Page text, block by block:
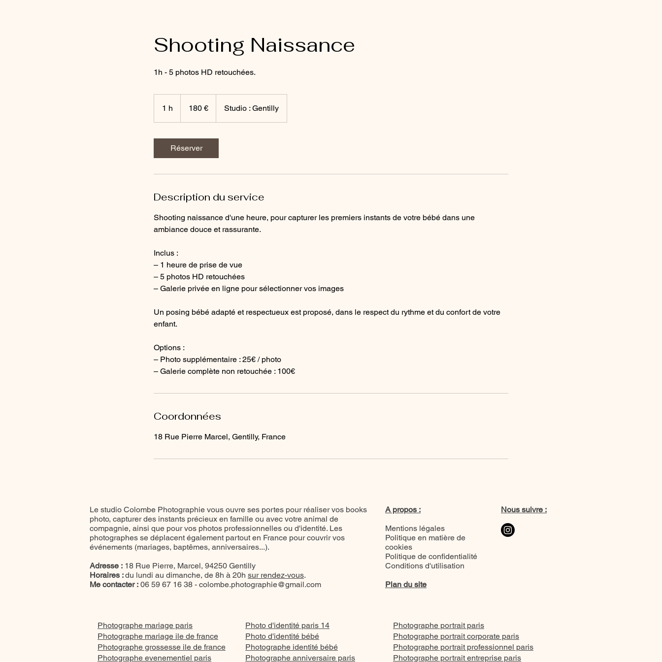
Shooting Naissance
1h - 5 photos HD retouchées.
1 h 180 € Studio : Gentilly
Réserver
Description du service
Shooting naissance d'une heure, pour capturer les premiers instants de votre bébé dans une
ambiance douce et rassurante.
Inclus :
– 1 heure de prise de vue
– 5 photos HD retouchées
– Galerie privée en ligne pour sélectionner vos images
Un posing bébé adapté et respectueux est proposé, dans le respect du rythme et du confort de votre
enfant.
Options :
– Photo supplémentaire : 25€ / photo
– Galerie complète non retouchée : 100€
Coordonnées
18 Rue Pierre Marcel, Gentilly, France
Le studio Colombe Photographie vous ouvre ses portes pour réaliser vos books
photo, capturer des instants précieux en famille ou avec votre animal de
compagnie, ainsi que pour vos photos professionnelles ou d'identité. Les
photographes se déplacent également partout en France pour couvrir vos
événements (mariages, baptêmes, anniversaires...).
Adresse : 18 Rue Pierre, Marcel, 94250 Gentilly
Horaires :du lundi au dimanche, de 8h à 20h sur rendez-vous.
Me contacter : 06 59 67 16 38 - colombe.photographie@gmail.com
A propos :
Mentions légales
Politique en matière de
cookies
Politique de confidentialité
Conditions d'utilisation
Plan du site
Nous suivre :
Photographe mariage paris
Photographe mariage ile de france
Photographe grossesse ile de france
Photographe evenementiel paris
Photo d'identité paris 14
Photo d'identité bébé
Photographe identité bébé
Photographe anniversaire paris
Photographe portrait paris
Photographe portrait corporate paris
Photographe portrait professionnel paris
Photographe portrait entreprise paris